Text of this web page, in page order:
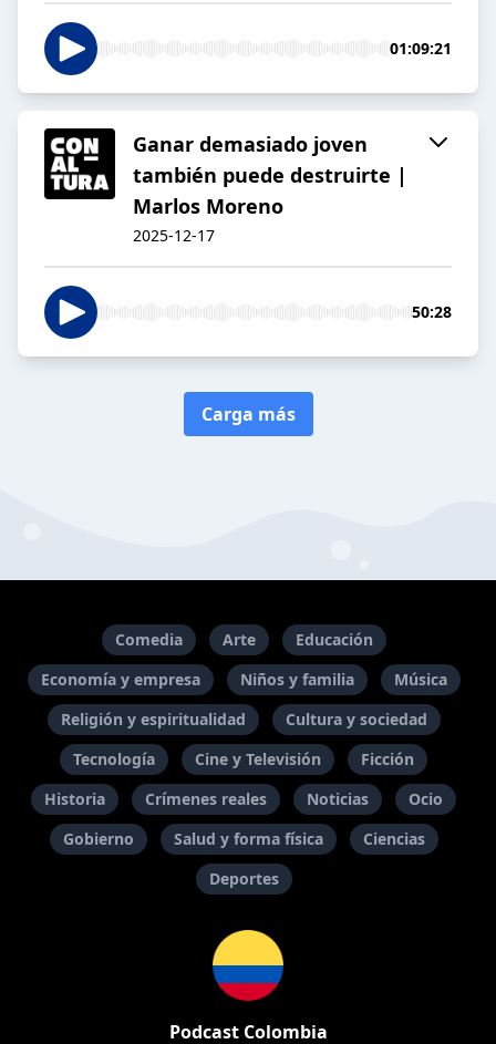
01:09:21
Ganar demasiado joven
también puede destruirte |
Marlos Moreno
2025-12-17
50:28
Carga más
Comedia Arte
Educación
Economía y empresa
Niños y familia
Música
Religión y espiritualidad
Cultura y sociedad
Tecnología
Cine y Televisión
Ficción
Historia
Crímenes reales Noticias
Ocio
Gobierno
Salud y forma física
Ciencias
Deportes
Podcast Colombia